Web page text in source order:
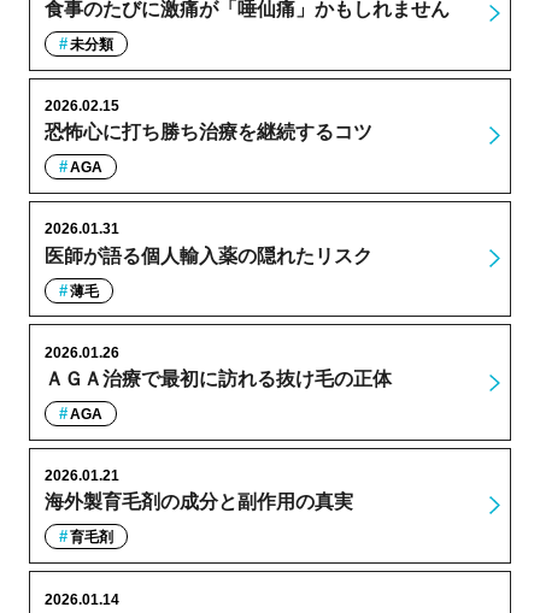
食事のたびに激痛が「唾仙痛」かもしれません
未分類
恐怖心に打ち勝ち治療を継続するコツ
2026.02.15
AGA
医師が語る個人輸入薬の隠れたリスク
2026.01.31
薄毛
ＡＧＡ治療で最初に訪れる抜け毛の正体
2026.01.26
AGA
海外製育毛剤の成分と副作用の真実
2026.01.21
育毛剤
2026.01.14